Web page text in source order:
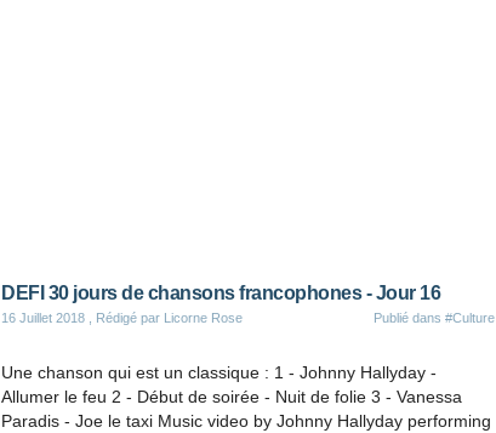
DEFI 30 jours de chansons francophones - Jour 16
16 Juillet 2018 , Rédigé par Licorne Rose Publié dans #Culture
Une chanson qui est un classique : 1 - Johnny Hallyday -
Allumer le feu 2 - Début de soirée - Nuit de folie 3 - Vanessa
Paradis - Joe le taxi Music video by Johnny Hallyday performing